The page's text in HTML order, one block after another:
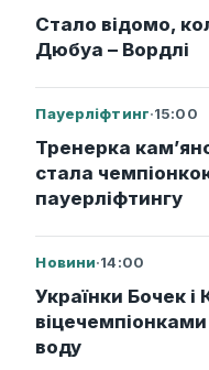
Стало відомо,
Дюбуа – Вордлі
Пауерліфтинг·15:00
Тренерка
стала
пауерліфтингу
Новини·14:00
Українки Бочек
віцечемпіонками
воду